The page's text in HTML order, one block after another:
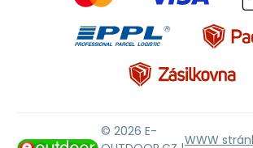
© 2026 E-
WWW